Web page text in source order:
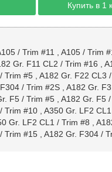
Купить в 1
/ Trim #11 A105 / Trim
Gr. F11 CL2 / Trim #16
Trim #5, A182 Gr. F22 CL3
/ Trim #2S, A182 Gr.
F5 / Trim #5, A182 Gr. F5
Trim #10, A350 Gr. LF2
Gr. LF2 CL1 / Trim #8
Trim #15, A182 Gr. F304 /